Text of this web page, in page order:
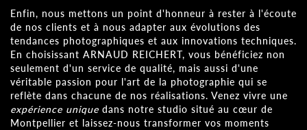
Enfin, nous mettons un point d'honneur à rester à l'écoute
de nos clients et à nous adapter aux évolutions des
tendances photographiques et aux innovations techniques.
En choisissant ARNAUD REICHERT, vous bénéficiez non
seulement d'un service de qualité, mais aussi d'une
véritable passion pour l'art de la photographie qui se
reflète dans chacune de nos réalisations. Venez vivre une
expérience unique dans notre studio situé au cœur de
Montpellier et laissez-nous transformer vos moments